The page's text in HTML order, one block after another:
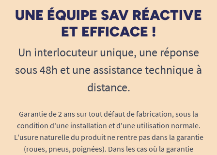
UNE ÉQUIPE SAV RÉACTIVE
ET EFFICACE !
Un interlocuteur unique, une réponse
sous 48h et une assistance technique à
distance.
Garantie de 2 ans sur tout défaut de fabrication, sous la
condition d'une installation et d'une utilisation normale.
L'usure naturelle du produit ne rentre pas dans la garantie
(roues, pneus, poignées). Dans les cas où la garantie